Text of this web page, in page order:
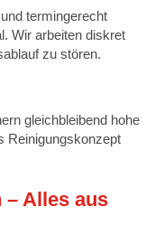
termingerecht
Wir arbeiten diskret
zu stören.
gleichbleibend hohe
Reinigungskonzept
– Alles aus